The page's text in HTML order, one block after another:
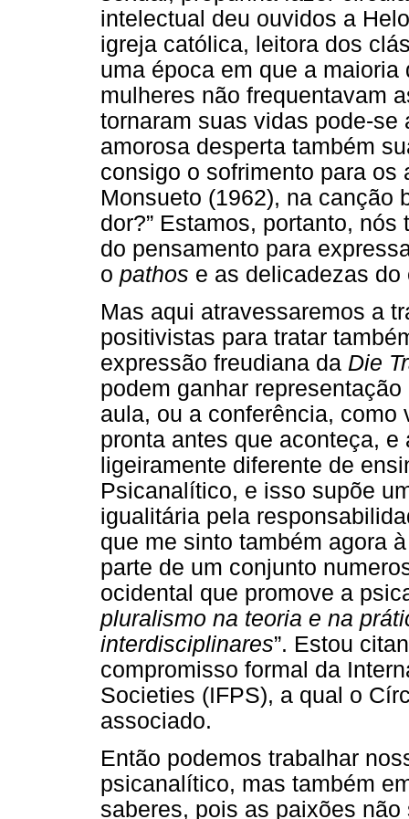
intelectual deu ouvidos a
igreja católica, leitora dos
uma época em que a
mulheres não frequentavam
tornaram suas vidas pode-
amorosa desperta também
consigo o sofrimento para os
Monsueto (1962), na canção
dor?” Estamos, portanto,
do pensamento para
o pathos e as delicadezas do
Mas aqui atravessaremos a
positivistas para tratar
expressão freudiana da Die
podem ganhar
aula, ou a conferência, como
pronta antes que aconteça,
ligeiramente diferente de
Psicanalítico, e isso supõe
igualitária pela
que me sinto também agora
parte de um conjunto
ocidental que promove a
pluralismo na teoria e na
interdisciplinares”. Estou
compromisso formal da
Societies (IFPS), a qual o
associado.
Então podemos trabalhar
psicanalítico, mas também
saberes, pois as paixões